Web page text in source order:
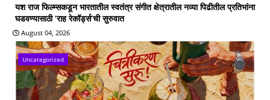
यश राज फिल्म्सकडून भारतातील स्वतंत्र संगीत क्षेत्रातील नव्या पिढीतील प्रतिभांना
घडवण्यासाठी ‘राह रेकॉर्ड्स’ची सुरुवात
August 04, 2026
Uncategorized